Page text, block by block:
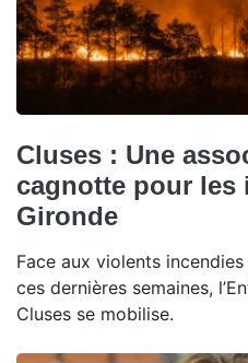
Cluses : Une
cagnotte pour les
Gironde
Face aux violents
ces dernières semaines,
Cluses se mobilise.